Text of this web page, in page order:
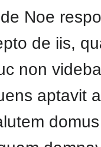
Noe
de iis,
non
aptavit